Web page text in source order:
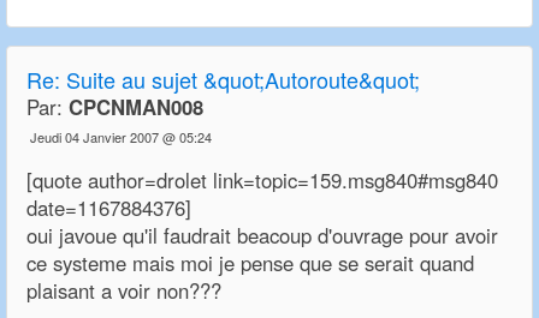
Re: Suite au sujet &quot;Autoroute&quot;
Par: CPCNMAN008
Jeudi 04 Janvier 2007 @ 05:24
[quote author=drolet link=topic=159.msg840#msg840
date=1167884376]
oui javoue qu'il faudrait beacoup d'ouvrage pour avoir
ce systeme mais moi je pense que se serait quand
plaisant a voir non???